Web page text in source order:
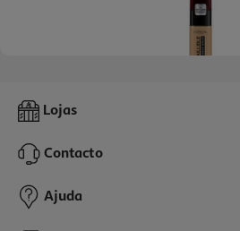
Base L'oreal Paris Infallible 320 Nu
17,99 €
Lojas
Contacto
Ajuda